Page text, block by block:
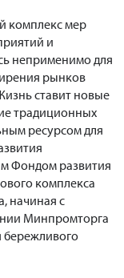
комплекс мер
и
неприменимо для
рынков
ставит новые
традиционных
ресурсом для
Фондом развития
комплекса
начиная с
Минпромторга
бережливого